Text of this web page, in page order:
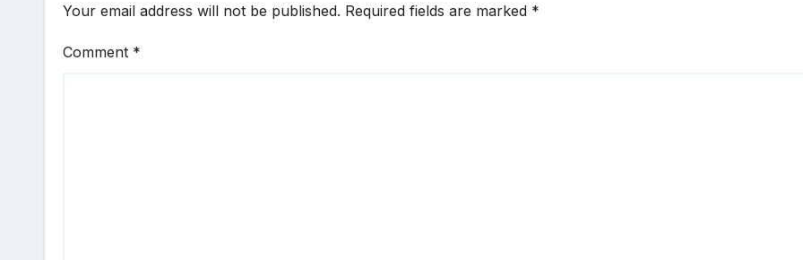
Your email address will not be published. Required fields are marked *
Comment *